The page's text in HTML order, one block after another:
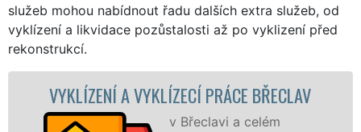
služeb mohou nabídnout řadu dalších extra služeb, od
vyklízení a likvidace pozůstalosti až po vyklizení před
rekonstrukcí.
A VYKLÍZECÍ PRÁCE BŘECLAV
v Břeclavi a celém